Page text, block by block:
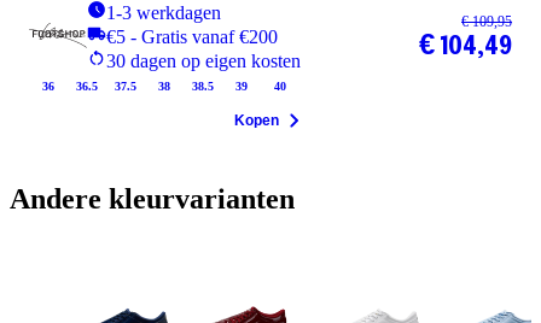
1-3 werkdagen
€5 - Gratis vanaf €200
30 dagen op eigen kosten
36 36.5 37.5 38 38.5 39 40
€ 109,95
€ 104,49
Kopen
Andere kleurvarianten